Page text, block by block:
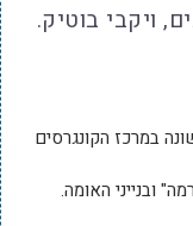
ויקבי בוטיק.
במרכז הקונגרסים
ובנייני האומה.